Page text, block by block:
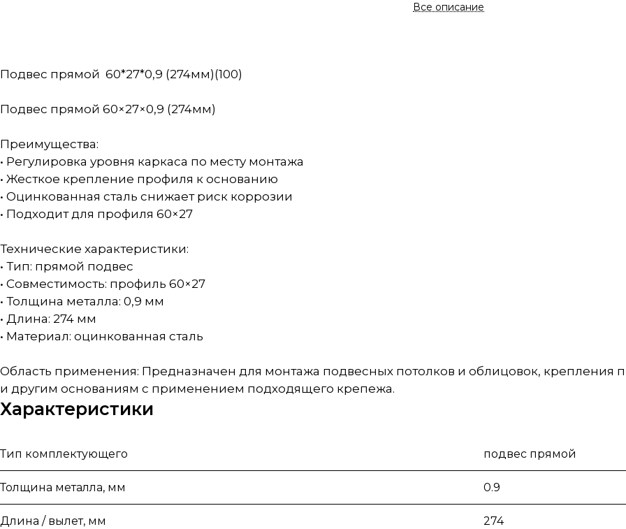
Все описание
Подвес прямой 60*27*0,9 (274мм)(100)
Подвес прямой 60×27×0,9 (274мм)
Преимущества:
• Регулировка уровня каркаса по месту монтажа
• Жесткое крепление профиля к основанию
• Оцинкованная сталь снижает риск коррозии
• Подходит для профиля 60×27
Технические характеристики:
• Тип: прямой подвес
• Совместимость: профиль 60×27
• Толщина металла: 0,9 мм
• Длина: 274 мм
• Материал: оцинкованная сталь
Область применения: Предназначен для монтажа подвесных потолков и облицовок,
и другим основаниям с применением подходящего крепежа.
Характеристики
Тип комплектующего подвес прямой
Толщина металла, мм 0.9
Длина / вылет, мм 274